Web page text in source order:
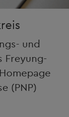
und
Freyung-
(PNP)